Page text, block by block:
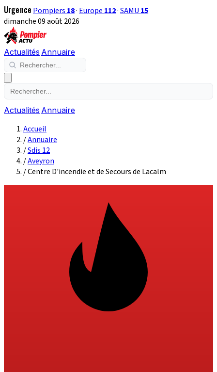
Urgence Pompiers 18· Europe 112·SAMU 15
dimanche 09 août 2026
Actualités Annuaire
Actualités Annuaire
Accueil
/Annuaire
/Sdis 12
/Aveyron
/Centre D'incendie et de Secours de Lacalm